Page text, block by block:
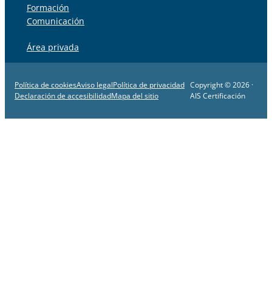
Formación
Comunicación
Área privada
Política de cookiesAviso legalPolítica de privacidad
Declaración de accesibilidadMapa del sitio
Copyright © 2026 ·
AIS Certificación